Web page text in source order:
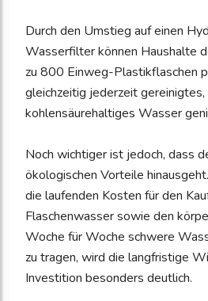
Durch den Umstieg auf einen
Wasserfilter können Haushalte
zu 800 Einweg-Plastikflaschen
gleichzeitig jederzeit
kohlensäurehaltiges Wasser
Noch wichtiger ist jedoch, dass
ökologischen Vorteile
die laufenden Kosten für den
Flaschenwasser sowie den
Woche für Woche schwere
zu tragen, wird die langfristige
Investition besonders deutlich.